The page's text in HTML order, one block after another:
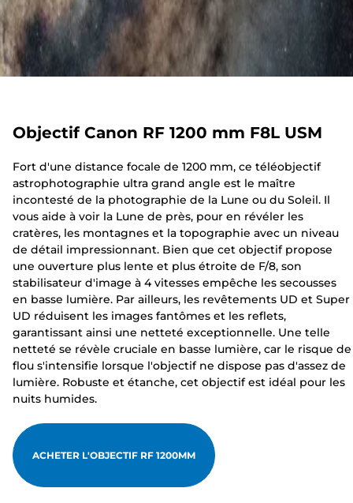
Objectif Canon RF 1200 mm F8L USM
Fort d'une distance focale de 1200 mm, ce téléobjectif
astrophotographie ultra grand angle est le maître
incontesté de la photographie de la Lune ou du Soleil. Il
vous aide à voir la Lune de près, pour en révéler les
cratères, les montagnes et la topographie avec un niveau
de détail impressionnant. Bien que cet objectif propose
une ouverture plus lente et plus étroite de F/8, son
stabilisateur d'image à 4 vitesses empêche les secousses
en basse lumière. Par ailleurs, les revêtements UD et Super
UD réduisent les images fantômes et les reflets,
garantissant ainsi une netteté exceptionnelle. Une telle
netteté se révèle cruciale en basse lumière, car le risque de
flou s'intensifie lorsque l'objectif ne dispose pas d'assez de
lumière. Robuste et étanche, cet objectif est idéal pour les
nuits humides.
ACHETER L'OBJECTIF RF 1200MM